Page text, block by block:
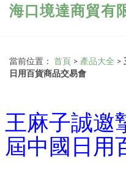
海口境達商貿有
當前位置： 首頁 > 產品大全 >
日用百貨商品交易會
王麻子誠邀
屆中國日用